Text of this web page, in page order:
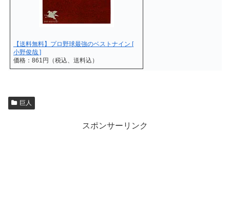
【送料無料】プロ野球最強のベストナイン [
小野俊哉 ]
価格：861円（税込、送料込）
巨人
スポンサーリンク